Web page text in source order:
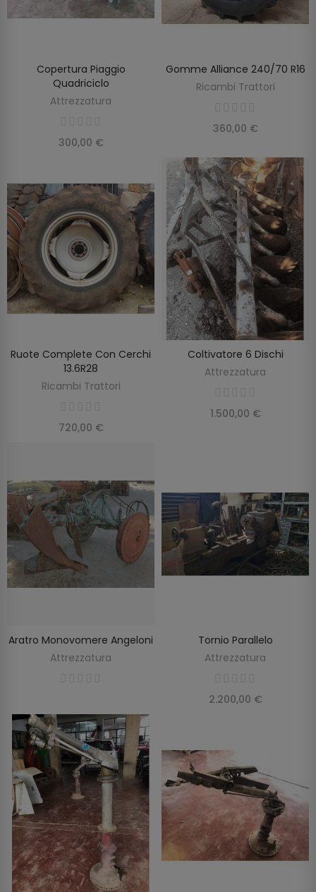
AGGIUNGI AL CARRELLO
Copertura Piaggio
Quadriciclo
Attrezzatura
300,00 €
SCOPRIRE
Gomme Alliance 240/70 R16
Ricambi Trattori
360,00 €
SCOPRIRE
Ruote Complete Con Cerchi
13.6R28
Ricambi Trattori
720,00 €
SCOPRIRE
Coltivatore 6 Dischi
Attrezzatura
1.500,00 €
SCOPRIRE
Aratro Monovomere Angeloni
Attrezzatura
SCOPRIRE
Tornio Parallelo
Attrezzatura
2.200,00 €